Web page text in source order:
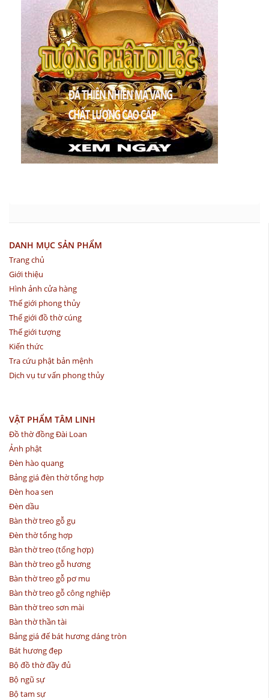
DANH MỤC SẢN PHẨM
Trang chủ
Giới thiệu
Hình ảnh cửa hàng
Thế giới phong thủy
Thế giới đồ thờ cúng
Thế giới tượng
Kiến thức
Tra cứu phật bản mệnh
Dịch vụ tư vấn phong thủy
VẬT PHẨM TÂM LINH
Đồ thờ đồng Đài Loan
Ảnh phật
Đèn hào quang
Bảng giá đèn thờ tổng hợp
Đèn hoa sen
Đèn dầu
Bàn thờ treo gỗ gụ
Đèn thờ tổng hợp
Bàn thờ treo (tổng hợp)
Bàn thờ treo gỗ hương
Bàn thờ treo gỗ pơ mu
Bàn thờ treo gỗ công nghiệp
Bàn thờ treo sơn mài
Bàn thờ thần tài
Bảng giá đế bát hương dáng tròn
Bát hương đẹp
Bộ đồ thờ đầy đủ
Bộ ngũ sự
Bộ tam sự